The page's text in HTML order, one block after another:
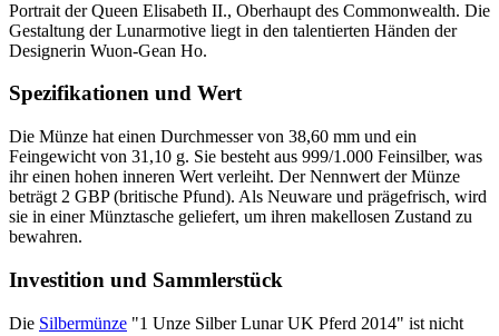
Portrait der Queen Elisabeth II., Oberhaupt des Commonwealth. Die
Gestaltung der Lunarmotive liegt in den talentierten Händen der
Designerin Wuon-Gean Ho.
Spezifikationen und Wert
Die Münze hat einen Durchmesser von 38,60 mm und ein
Feingewicht von 31,10 g. Sie besteht aus 999/1.000 Feinsilber, was
ihr einen hohen inneren Wert verleiht. Der Nennwert der Münze
beträgt 2 GBP (britische Pfund). Als Neuware und prägefrisch, wird
sie in einer Münztasche geliefert, um ihren makellosen Zustand zu
bewahren.
Investition und Sammlerstück
Die Silbermünze "1 Unze Silber Lunar UK Pferd 2014" ist nicht